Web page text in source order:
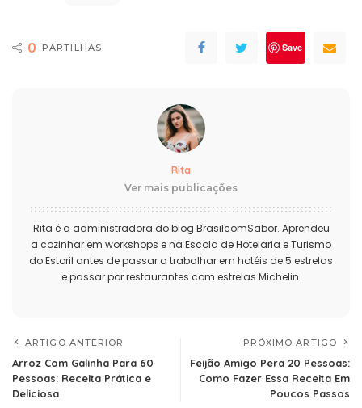
0 PARTILHAS Save
Rita
Ver mais publicações
Rita é a administradora do blog BrasilcomSabor. Aprendeu
a cozinhar em workshops e na Escola de Hotelaria e Turismo
do Estoril antes de passar a trabalhar em hotéis de 5 estrelas
e passar por restaurantes com estrelas Michelin.
ARTIGO ANTERIOR
Arroz Com Galinha Para 60
Pessoas: Receita Prática e
Deliciosa
PRÓXIMO ARTIGO
Feijão Amigo Pera 20 Pessoas:
Como Fazer Essa Receita Em
Poucos Passos